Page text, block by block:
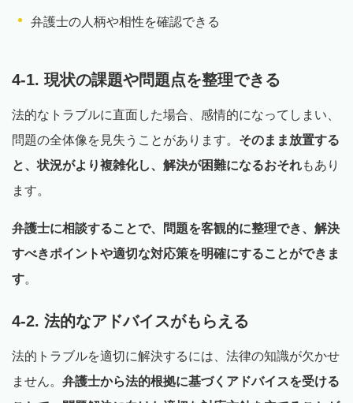
弁護士の人柄や相性を確認できる
4-1. 現状の課題や問題点を整理できる
法的なトラブルに直面した場合、感情的になってしまい、
問題の全体像を見失うことがあります。 そのまま放置する
と、状況がより複雑化し、解決が困難になるおそれもあり
ます。
弁護士に相談することで、問題を客観的に整理でき、解決
すべきポイントや適切な対応策を明確にすることができま
す。
4-2. 法的なアドバイスがもらえる
法的トラブルを適切に解決するには、法律の知識が欠かせ
ません。 弁護士から法的根拠に基づくアドバイスを受ける